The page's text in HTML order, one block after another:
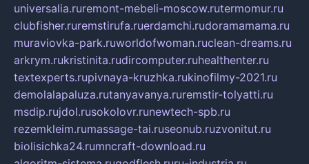
universalia.ruremont-mebeli-moscow.rutermomur.ru
clubfisher.ruremstirufa.ruerdamchi.rudoramamama.ru
muraviovka-park.ruworldofwoman.ruclean-dreams.ru
arkrym.rukristinita.rudircomputer.ruhealthenter.ru
textexperts.rupivnaya-kruzhka.rukinofilmy-2021.ru
demolalapaluza.rutanyavanya.ruremstir-tolyatti.ru
msdip.rujdol.rusokolovr.runewtech-spb.ru
rezemkleim.rumassage-tai.ruseonub.ruzvonitut.ru
biolisichka24.rumncraft-download.ru